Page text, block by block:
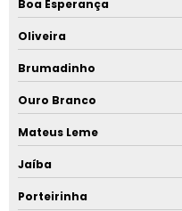
Boa Esperança
Oliveira
Brumadinho
Ouro Branco
Mateus Leme
Jaíba
Porteirinha